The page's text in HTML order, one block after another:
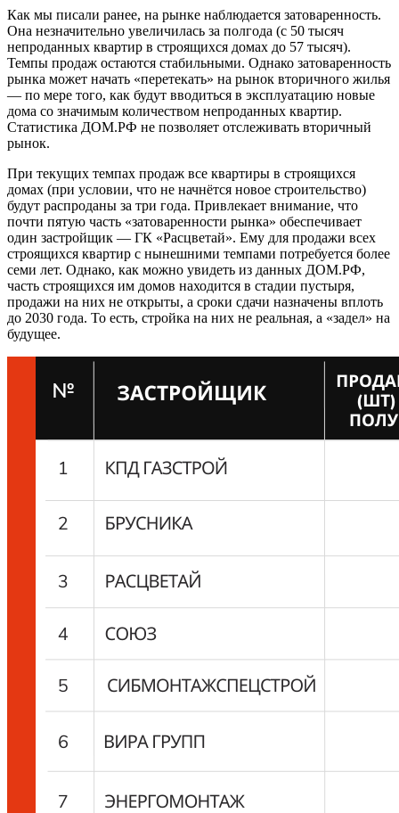
Как мы писали ранее, на рынке наблюдается затоваренность.
Она незначительно увеличилась за полгода (с 50 тысяч
непроданных квартир в строящихся домах до 57 тысяч).
Темпы продаж остаются стабильными. Однако затоваренность
рынка может начать «перетекать» на рынок вторичного жилья
— по мере того, как будут вводиться в эксплуатацию новые
дома со значимым количеством непроданных квартир.
Статистика ДОМ.РФ не позволяет отслеживать вторичный
рынок.
При текущих темпах продаж все квартиры в строящихся
домах (при условии, что не начнётся новое строительство)
будут распроданы за три года. Привлекает внимание, что
почти пятую часть «затоваренности рынка» обеспечивает
один застройщик — ГК «Расцветай». Ему для продажи всех
строящихся квартир с нынешними темпами потребуется более
семи лет. Однако, как можно увидеть из данных ДОМ.РФ,
часть строящихся им домов находится в стадии пустыря,
продажи на них не открыты, а сроки сдачи назначены вплоть
до 2030 года. То есть, стройка на них не реальная, а «задел» на
будущее.